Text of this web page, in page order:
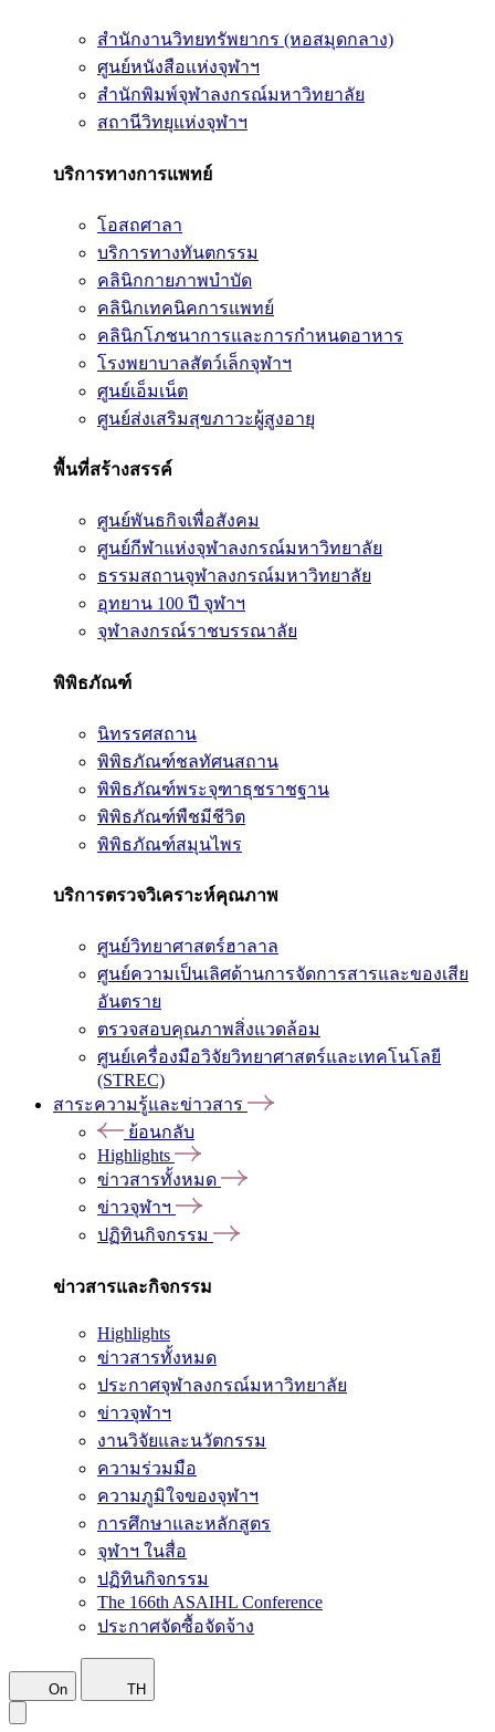
สำนักงานวิทยทรัพยากร (หอสมุดกลาง)
ศูนย์หนังสือแห่งจุฬาฯ
สำนักพิมพ์จุฬาลงกรณ์มหาวิทยาลัย
สถานีวิทยุแห่งจุฬาฯ
บริการทางการแพทย์
โอสถศาลา
บริการทางทันตกรรม
คลินิกกายภาพบำบัด
คลินิกเทคนิคการแพทย์
คลินิกโภชนาการและการกำหนดอาหาร
โรงพยาบาลสัตว์เล็กจุฬาฯ
ศูนย์เอ็มเน็ต
ศูนย์ส่งเสริมสุขภาวะผู้สูงอายุ
พื้นที่สร้างสรรค์
ศูนย์พันธกิจเพื่อสังคม
ศูนย์กีฬาแห่งจุฬาลงกรณ์มหาวิทยาลัย
ธรรมสถานจุฬาลงกรณ์มหาวิทยาลัย
อุทยาน 100 ปี จุฬาฯ
จุฬาลงกรณ์ราชบรรณาลัย
พิพิธภัณฑ์
นิทรรศสถาน
พิพิธภัณฑ์ชลทัศนสถาน
พิพิธภัณฑ์พระจุฑาธุชราชฐาน
พิพิธภัณฑ์พืชมีชีวิต
พิพิธภัณฑ์สมุนไพร
บริการตรวจวิเคราะห์คุณภาพ
ศูนย์วิทยาศาสตร์ฮาลาล
ศูนย์ความเป็นเลิศด้านการจัดการสารและของเสีย
อันตราย
ตรวจสอบคุณภาพสิ่งแวดล้อม
ศูนย์เครื่องมือวิจัยวิทยาศาสตร์และเทคโนโลยี
(STREC)
สาระความรู้และข่าวสาร
ย้อนกลับ
Highlights
ข่าวสารทั้งหมด
ข่าวจุฬาฯ
ปฏิทินกิจกรรม
ข่าวสารและกิจกรรม
Highlights
ข่าวสารทั้งหมด
ประกาศจุฬาลงกรณ์มหาวิทยาลัย
ข่าวจุฬาฯ
งานวิจัยและนวัตกรรม
ความร่วมมือ
ความภูมิใจของจุฬาฯ
การศึกษาและหลักสูตร
จุฬาฯ ในสื่อ
ปฏิทินกิจกรรม
The 166th ASAIHL Conference
ประกาศจัดซื้อจัดจ้าง
On TH